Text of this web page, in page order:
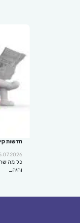
חדשות
כל מה
והיה…